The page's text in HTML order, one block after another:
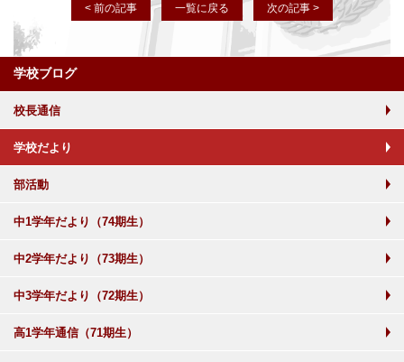
< 前の記事 一覧に戻る 次の記事 >
学校ブログ
校長通信
学校だより
部活動
中1学年だより（74期生）
中2学年だより（73期生）
中3学年だより（72期生）
高1学年通信（71期生）